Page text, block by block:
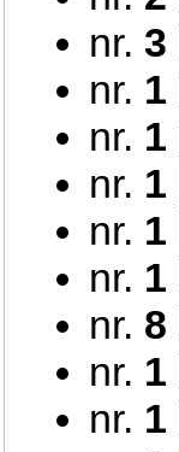
nr. 3
nr. 1
nr. 1
nr. 1
nr. 1
nr. 1
nr. 8
nr. 1
nr. 1